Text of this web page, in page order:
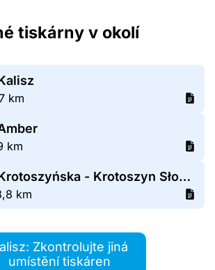
tiskárny v okolí
km
km
Galeria Krotoszyńska - Krotoszyn Słodowa
km
Zkontrolujte jiná
umístění tiskáren